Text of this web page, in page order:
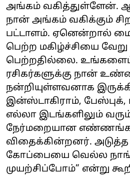
அங்கம் வகித்துள்ளேன்.
நான் அங்கம் வகிக்கும்
பட்டாளம். ஏனென்றால்
பெற்ற மகிழ்ச்சியை
பெற்றதில்லை.
ரசிகர்களுக்கு நான்
நன்றியுள்ளவனாக
இன்ஸ்டாகிராம், பேஸ்புக்,
எல்லா இடங்களிலும்
நேர்மறையான
விதைக்கின்றனர். அடுத்த
கோப்பையை வெல்ல
முயற்சிப்போம்” என்று